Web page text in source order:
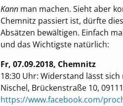
Kann man machen. Sieht aber
Chemnitz passiert ist, dürfte
Absätzen bewältigen. Einfach
und das Wichtigste natürlich:
Fr, 07.09.2018, Chemnitz
18:30 Uhr: Widerstand lässt
Nischel, Brückenstraße 10,
https://www.facebook.com/